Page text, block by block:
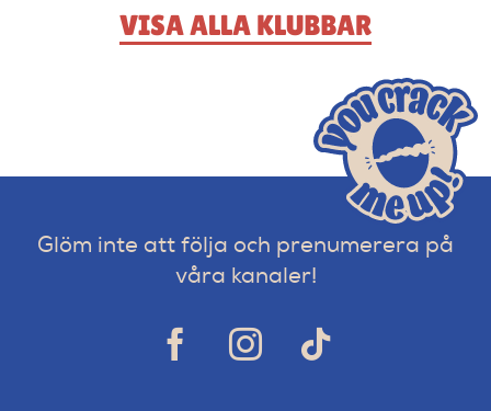
VISA ALLA KLUBBAR
Glöm inte att följa och prenumerera på
våra kanaler!